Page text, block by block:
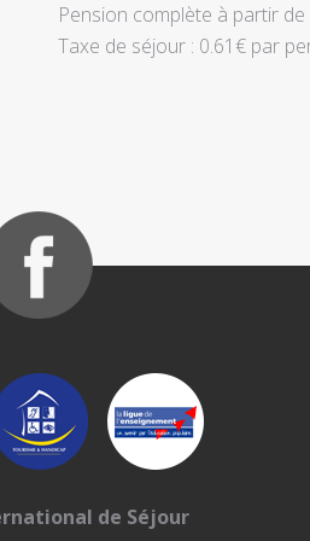
Pension complète à partir
Taxe de séjour : 0.61€ par
de Séjour